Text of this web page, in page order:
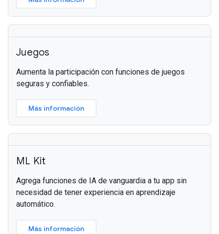
Juegos
Aumenta la participación con funciones de juegos
seguras y confiables.
Más información
ML Kit
Agrega funciones de IA de vanguardia a tu app sin
necesidad de tener experiencia en aprendizaje
automático.
Más información